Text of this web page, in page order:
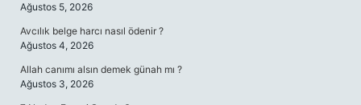
Ağustos 5, 2026
Avcılık belge harcı nasıl ödenir ?
Ağustos 4, 2026
Allah canımı alsın demek günah mı ?
Ağustos 3, 2026